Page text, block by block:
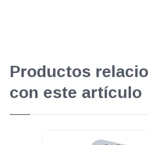
Productos
con este artículo